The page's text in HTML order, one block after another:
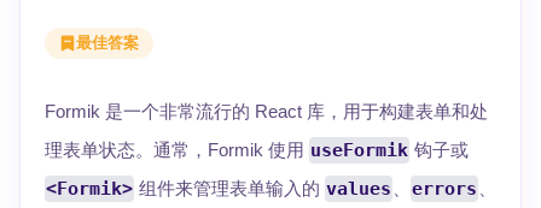
最佳答案
Formik 是一个非常流行的 React 库，用于构建表单和处
理表单状态。通常，Formik 使用 useFormik 钩子或
<Formik> 组件来管理表单输入的 values errors